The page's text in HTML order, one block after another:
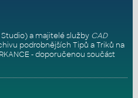
a majitelé služby CAD
podrobnějších Tipů a Triků na
- doporučenou součást